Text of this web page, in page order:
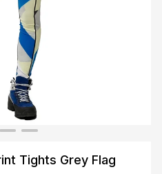
Tights Grey Flag